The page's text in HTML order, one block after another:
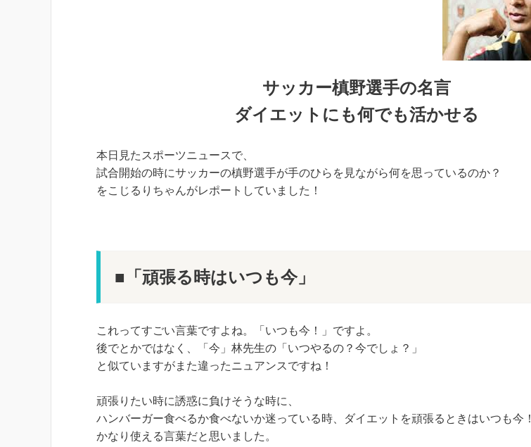
サッカー槙野選手の名言
ダイエットにも何でも活かせる
本日見たスポーツニュースで、
試合開始の時にサッカーの槙野選手が手のひらを見ながら何を思っているのか？
をこじるりちゃんがレポートしていました！
■「頑張る時はいつも今」
これってすごい言葉ですよね。「いつも今！」ですよ。
後でとかではなく、「今」林先生の「いつやるの？今でしょ？」
と似ていますがまた違ったニュアンスですね！
頑張りたい時に誘惑に負けそうな時に、
ハンバーガー食べるか食べないか迷っている時、ダイエットを頑張るときはいつも今！
かなり使える言葉だと思いました。